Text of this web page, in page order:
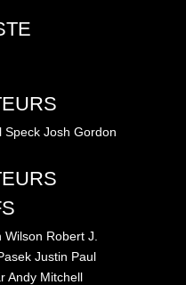
Speck Josh Gordon
Wilson Robert J.
Justin Paul
Andy Mitchell